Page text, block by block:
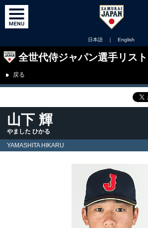
日本語 ｜ English
全世代侍ジャパン選手リスト
戻る
山下 輝
やました ひかる
YAMASHITA HIKARU